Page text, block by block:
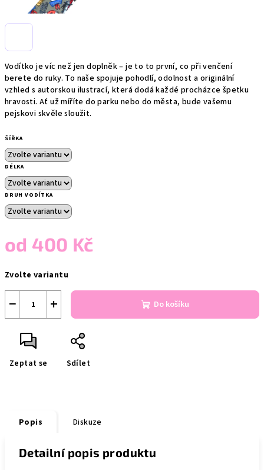
Vodítko je víc než jen doplněk – je to to první, co při venčení
berete do ruky. To naše spojuje pohodlí, odolnost a originální
vzhled s autorskou ilustrací, která dodá každé procházce špetku
hravosti. Ať už míříte do parku nebo do města, bude vašemu
pejskovi skvěle sloužit.
ŠÍŘKA
DÉLKA
DRUH VODÍTKA
od 400 Kč
cena:
Zvolte variantu
+
− Do košíku
Zeptat se Sdílet
Popis Diskuze
Detailní popis produktu